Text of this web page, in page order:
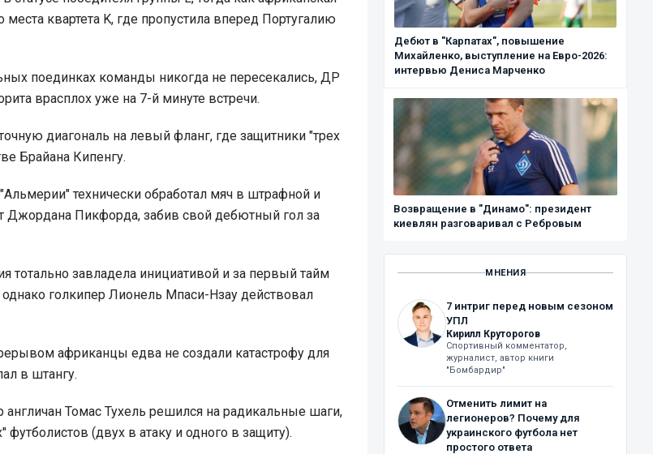
места квартета K, где пропустила вперед Португалию
поединках команды никогда не пересекались, ДР
врасплох уже на 7-й минуте встречи.
диагональ на левый фланг, где защитники "трех
Брайана Кипенгу.
технически обработал мяч в штрафной и
Джордана Пикфорда, забив свой дебютный гол за
тотально завладела инициативой и за первый тайм
однако голкипер Лионель Мпаси-Нзау действовал
африканцы едва не создали катастрофу для
в штангу.
англичан Томас Тухель решился на радикальные шаги,
футболистов (двух в атаку и одного в защиту).
Дебют в "Карпатах", повышение
Михайленко, выступление на Евро-2026:
интервью Дениса Марченко
Возвращение в "Динамо": президент
киевлян разговаривал с Ребровым
МНЕНИЯ
7 интриг перед новым сезоном
УПЛ
Кирилл Круторогов
Спортивный комментатор,
журналист, автор книги
"Бомбардир"
Отменить лимит на
легионеров? Почему для
украинского футбола нет
простого ответа